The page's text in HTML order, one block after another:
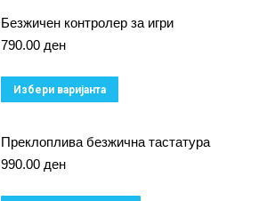
Безжичен контролер зa игри
790.00 ден
Избери варијанта
has
Преклоплива безжична тастатура
990.00 ден